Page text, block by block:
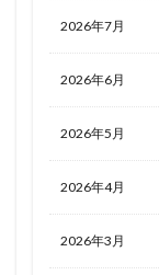
2026年7月
2026年6月
2026年5月
2026年4月
2026年3月